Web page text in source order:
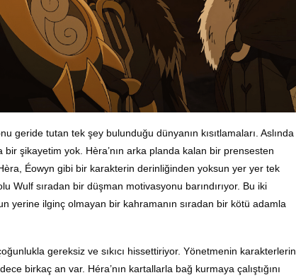
geride tutan tek şey bulunduğu dünyanın kısıtlamaları. Aslında
şikayetim yok. Hèra’nın arka planda kalan bir prensesten
Éowyn gibi bir karakterin derinliğinden yoksun yer yer tek
Wulf sıradan bir düşman motivasyonu barındırıyor. Bu iki
yerine ilginç olmayan bir kahramanın sıradan bir kötü adamla
gereksiz ve sıkıcı hissettiriyor. Yönetmenin karakterlerin
birkaç an var. Héra’nın kartallarla bağ kurmaya çalıştığını